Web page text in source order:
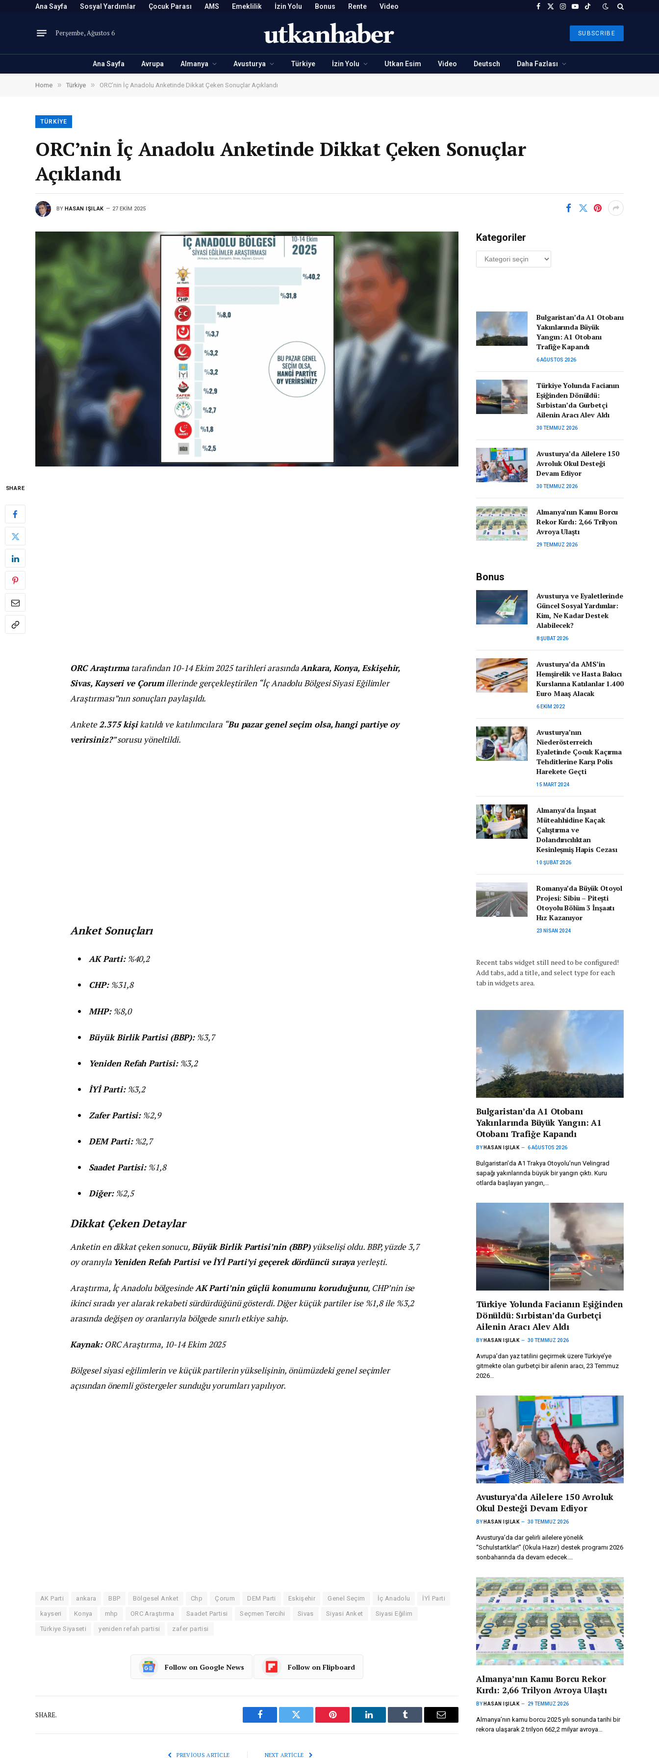
Ana Sayfa Sosyal Yardımlar Çocuk Parası AMS Emeklilik İzin Yolu Bonus Rente Video Facebook
X
Instagram
YouTubeTikTok
Perşembe, Ağustos 6 SUBSCRIBE
Ana Sayfa Avrupa Almanya Avusturya Türkiye İzin Yolu Utkan Esim Video Deutsch Daha Fazlası
Home » Türkiye » ORC’nin İç Anadolu Anketinde Dikkat Çeken Sonuçlar Açıklandı
TÜRKIYE
ORC’nin İç Anadolu Anketinde Dikkat Çeken Sonuçlar
Açıklandı
BY HASAN IŞILAK 27 EKIM 2025
SHARE
ORC Araştırmatarafından 10-14 Ekim 2025 tarihleri arasındaAnkara, Konya, Eskişehir,
Sivas, Kayseri ve Çorumillerinde gerçekleştirilen “İç Anadolu Bölgesi Siyasi Eğilimler
Araştırması”nın sonuçları paylaşıldı.
Ankete2.375 kişikatıldı ve katılımcılara “Bu pazar genel seçim olsa, hangi partiye oy
verirsiniz?” sorusu yöneltildi.
Anket Sonuçları
AK Parti:%40,2
CHP:%31,8
MHP:%8,0
Büyük Birlik Partisi (BBP):%3,7
Yeniden Refah Partisi:%3,2
İYİ Parti:%3,2
Zafer Partisi:%2,9
DEM Parti:%2,7
Saadet Partisi:%1,8
Diğer:%2,5
Dikkat Çeken Detaylar
Anketin en dikkat çeken sonucu,Büyük Birlik Partisi’nin (BBP)yükselişi oldu. BBP, yüzde 3,7
oy oranıyla Yeniden Refah Partisi ve İYİ Parti’yi geçerek dördüncü sırayayerleşti.
Araştırma, İç Anadolu bölgesindeAK Parti’nin güçlü konumunu koruduğunu, CHP’nin ise
ikinci sırada yer alarak rekabeti sürdürdüğünü gösterdi. Diğer küçük partiler ise %1,8 ile %3,2
arasında değişen oy oranlarıyla bölgede sınırlı etkiye sahip.
Kaynak:ORC Araştırma, 10-14 Ekim 2025
Bölgesel siyasi eğilimlerin ve küçük partilerin yükselişinin, önümüzdeki genel seçimler
açısından önemli göstergeler sunduğu yorumları yapılıyor.
AK Parti ankara BBP Bölgesel Anket Chp Çorum DEM Parti Eskişehir Genel Seçim İç Anadolu İYİ Parti
kayseri Konya mhp ORC Araştırma Saadet Partisi Seçmen Tercihi Sivas Siyasi Anket Siyasi Eğilim
Türkiye Siyaseti yeniden refah partisi zafer partisi
Follow on Google News Follow on Flipboard
SHARE.
Facebook Twitter Pinterest LinkedIn Tumblr Email
PREVIOUS ARTICLE NEXT ARTICLE
Kategoriler
Kategoriler
Bulgaristan’da A1 Otobanı
Yakınlarında Büyük
Yangın: A1 Otobanı
Trafiğe Kapandı
6 AĞUSTOS 2026
Türkiye Yolunda Facianın
Eşiğinden Dönüldü:
Sırbistan’da Gurbetçi
Ailenin Aracı Alev Aldı
30 TEMMUZ 2026
Avusturya’da Ailelere 150
Avroluk Okul Desteği
Devam Ediyor
30 TEMMUZ 2026
Almanya’nın Kamu Borcu
Rekor Kırdı: 2,66 Trilyon
Avroya Ulaştı
29 TEMMUZ 2026
Bonus
Avusturya ve Eyaletlerinde
Güncel Sosyal Yardımlar:
Kim, Ne Kadar Destek
Alabilecek?
8 ŞUBAT 2026
Avusturya’da AMS’in
Hemşirelik ve Hasta Bakıcı
Kurslarına Katılanlar 1.400
Euro Maaş Alacak
6 EKIM 2022
Avusturya’nın
Niederösterreich
Eyaletinde Çocuk Kaçırma
Tehditlerine Karşı Polis
Harekete Geçti
15 MART 2024
Almanya’da İnşaat
Müteahhidine Kaçak
Çalıştırma ve
Dolandırıcılıktan
Kesinleşmiş Hapis Cezası
10 ŞUBAT 2026
Romanya’da Büyük Otoyol
Projesi: Sibiu – Pitești
Otoyolu Bölüm 3 İnşaatı
Hız Kazanıyor
23 NISAN 2024
Recent tabs widget still need to be configured!
Add tabs, add a title, and select type for each
tab in widgets area.
Bulgaristan’da A1 Otobanı
Yakınlarında Büyük Yangın: A1
Otobanı Trafiğe Kapandı
BY HASAN IŞILAK 6 AĞUSTOS 2026
Bulgaristan’da A1 Trakya Otoyolu’nun Velingrad
sapağı yakınlarında büyük bir yangın çıktı. Kuru
otlarda başlayan yangın,…
Türkiye Yolunda Facianın Eşiğinden
Dönüldü: Sırbistan’da Gurbetçi
Ailenin Aracı Alev Aldı
BY HASAN IŞILAK 30 TEMMUZ 2026
Avrupa’dan yaz tatilini geçirmek üzere Türkiye’ye
gitmekte olan gurbetçi bir ailenin aracı, 23 Temmuz
2026…
Avusturya’da Ailelere 150 Avroluk
Okul Desteği Devam Ediyor
BY HASAN IŞILAK 30 TEMMUZ 2026
Avusturya’da dar gelirli ailelere yönelik
“Schulstartklar!” (Okula Hazır) destek programı 2026
sonbaharında da devam edecek.…
Almanya’nın Kamu Borcu Rekor
Kırdı: 2,66 Trilyon Avroya Ulaştı
BY HASAN IŞILAK 29 TEMMUZ 2026
Almanya’nın kamu borcu 2025 yılı sonunda tarihi bir
rekora ulaşarak 2 trilyon 662,2 milyar avroya…